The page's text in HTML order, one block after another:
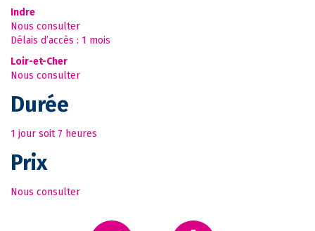
Indre
Nous consulter
Délais d’accès : 1 mois
Loir-et-Cher
Nous consulter
Durée
1 jour soit 7 heures
Prix
Nous consulter